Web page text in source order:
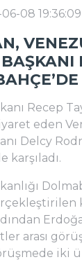
08 19:36:09
Recep
eden
Delcy
karşıladı.
arası
iki